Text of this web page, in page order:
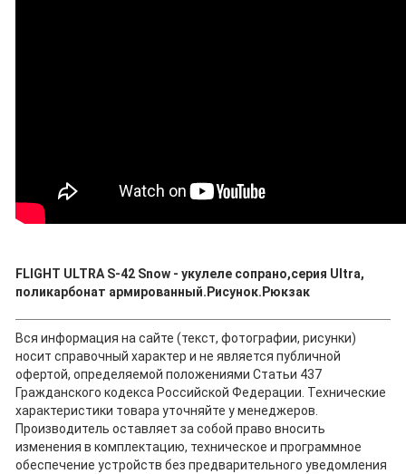
FLIGHT ULTRA S-42 Snow - укулеле сопрано,серия Ultra,
поликарбонат армированный.Рисунок.Рюкзак
Вся информация на сайте (текст, фотографии, рисунки)
носит справочный характер и не является публичной
офертой, определяемой положениями Статьи 437
Гражданского кодекса Российской Федерации. Технические
характеристики товара уточняйте у менеджеров.
Производитель оставляет за собой право вносить
изменения в комплектацию, техническое и программное
обеспечение устройств без предварительного уведомления